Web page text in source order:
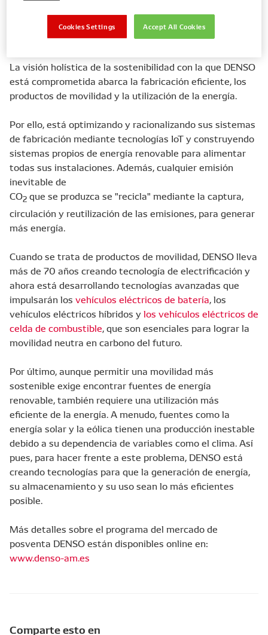
La visión holística de la sostenibilidad con la que DENSO
está comprometida abarca la fabricación eficiente, los
productos de movilidad y la utilización de la energía.
Por ello, está optimizando y racionalizando sus sistemas
de fabricación mediante tecnologías IoT y construyendo
sistemas propios de energía renovable para alimentar
todas sus instalaciones. Además, cualquier emisión
inevitable de
CO2 que se produzca se "recicla" mediante la captura,
circulación y reutilización de las emisiones, para generar
más energía.
Cuando se trata de productos de movilidad, DENSO lleva
más de 70 años creando tecnología de electrificación y
ahora está desarrollando tecnologías avanzadas que
impulsarán los vehículos eléctricos de batería, los
vehículos eléctricos híbridos ylos vehículos eléctricos de
celda de combustible, que son esenciales para lograr la
movilidad neutra en carbono del futuro.
Por último, aunque permitir una movilidad más
sostenible exige encontrar fuentes de energía
renovable, también requiere una utilización más
eficiente de la energía. A menudo, fuentes como la
energía solar y la eólica tienen una producción inestable
debido a su dependencia de variables como el clima. Así
pues, para hacer frente a este problema, DENSO está
creando tecnologías para que la generación de energía,
su almacenamiento y su uso sean lo más eficientes
posible.
Más detalles sobre el programa del mercado de
posventa DENSO están disponibles online en:
www.denso-am.es
Comparte esto en
Accept All Cookies
Cookies Settings